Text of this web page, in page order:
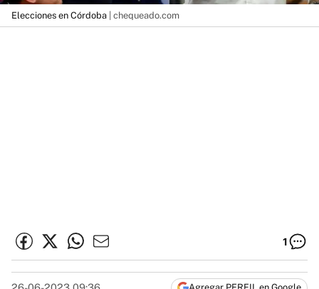
Elecciones en Córdoba | chequeado.com
1